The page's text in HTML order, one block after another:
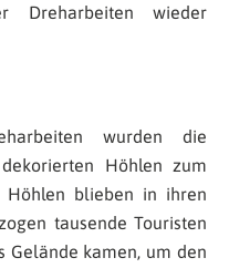
Dreharbeiten wieder
wurden die
Höhlen zum
Höhlen blieben in ihren
tausende Touristen
Gelände kamen, um den